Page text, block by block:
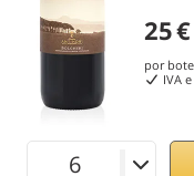
25€
por
IVA